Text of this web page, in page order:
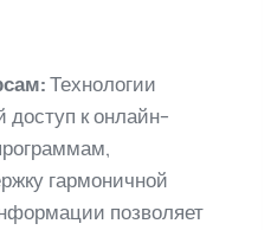
Технологии
доступ к онлайн-
гармоничной
позволяет